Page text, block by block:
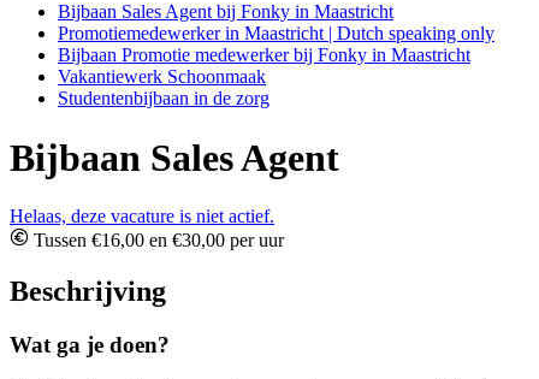
Bijbaan Sales Agent bij Fonky in Maastricht
Promotiemedewerker in Maastricht | Dutch speaking only
Bijbaan Promotie medewerker bij Fonky in Maastricht
Vakantiewerk Schoonmaak
Studentenbijbaan in de zorg
Bijbaan Sales Agent
Helaas, deze vacature is niet actief.
Tussen €16,00 en €30,00 per uur
Beschrijving
Wat ga je doen?